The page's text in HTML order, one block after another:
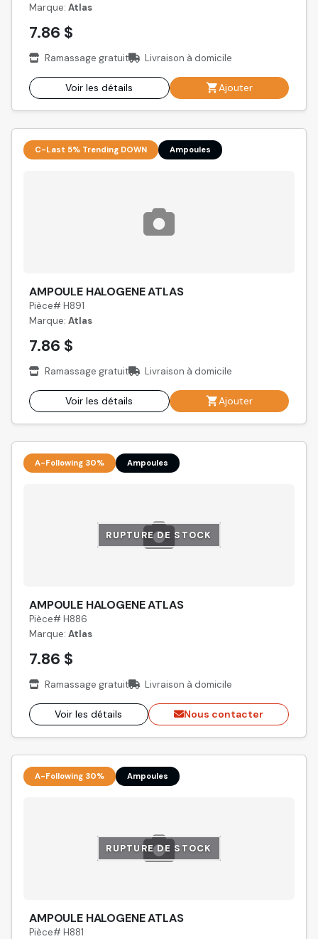
Marque: Atlas
7.86 $
Ramassage gratuit Livraison à domicile
Voir les détails Ajouter
C-Last 5% Trending DOWN Ampoules
AMPOULE HALOGENE ATLAS
Pièce# H891
Marque: Atlas
7.86 $
Ramassage gratuit Livraison à domicile
Voir les détails Ajouter
A-Following 30% Ampoules
RUPTURE DE STOCK
AMPOULE HALOGENE ATLAS
Pièce# H886
Marque: Atlas
7.86 $
Ramassage gratuit Livraison à domicile
Voir les détails Nous contacter
A-Following 30% Ampoules
RUPTURE DE STOCK
AMPOULE HALOGENE ATLAS
Pièce# H881